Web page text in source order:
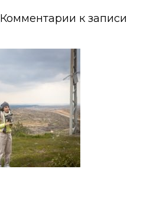
Комментарии к записи